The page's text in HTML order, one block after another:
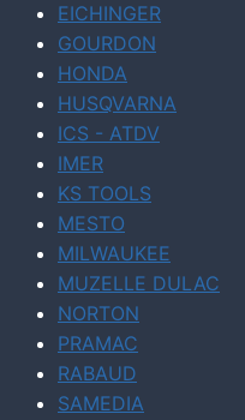
EICHINGER
GOURDON
HONDA
HUSQVARNA
ICS - ATDV
IMER
KS TOOLS
MESTO
MILWAUKEE
MUZELLE DULAC
NORTON
PRAMAC
RABAUD
SAMEDIA